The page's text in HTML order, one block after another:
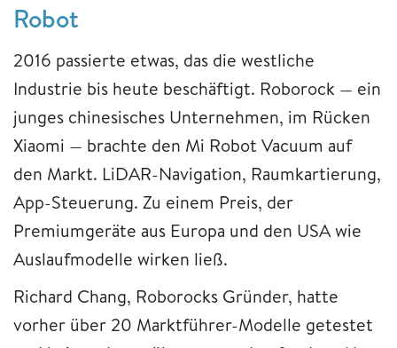
Robot
2016 passierte etwas, das die westliche
Industrie bis heute beschäftigt. Roborock — ein
junges chinesisches Unternehmen, im Rücken
Xiaomi — brachte den Mi Robot Vacuum auf
den Markt. LiDAR-Navigation, Raumkartierung,
App-Steuerung. Zu einem Preis, der
Premiumgeräte aus Europa und den USA wie
Auslaufmodelle wirken ließ.
Richard Chang, Roborocks Gründer, hatte
vorher über 20 Marktführer-Modelle getestet